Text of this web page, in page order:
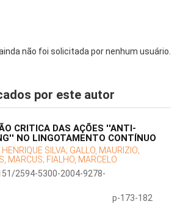
não foi solicitada por nenhum usuário.
por este autor
CRITICA DAS AÇÕES ''ANTI-
NO LINGOTAMENTO CONTÍNUO
HENRIQUE SILVA; GALLO, MAURIZIO;
MARCUS; FIALHO, MARCELO
2594-5300-2004-9278-
p-173-182